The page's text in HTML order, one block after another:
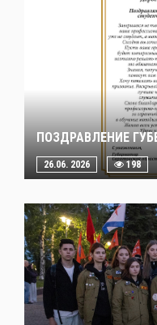
ПОЗДРАВЛЕНИЕ
26.06. 2026 198